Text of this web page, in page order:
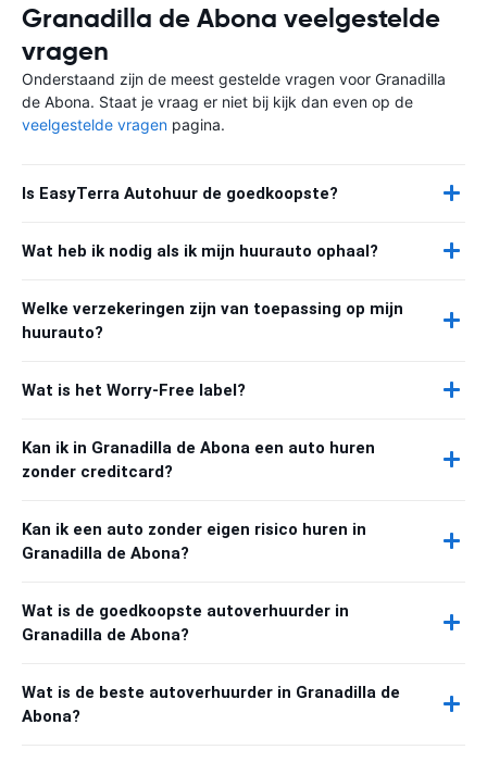
Granadilla de Abona veelgestelde
vragen
Onderstaand zijn de meest gestelde vragen voor Granadilla
de Abona. Staat je vraag er niet bij kijk dan even op de
veelgestelde vragen pagina.
Is EasyTerra Autohuur de goedkoopste?
Wat heb ik nodig als ik mijn huurauto ophaal?
Welke verzekeringen zijn van toepassing op mijn
huurauto?
Wat is het Worry-Free label?
Kan ik in Granadilla de Abona een auto huren
zonder creditcard?
Kan ik een auto zonder eigen risico huren in
Granadilla de Abona?
Wat is de goedkoopste autoverhuurder in
Granadilla de Abona?
Wat is de beste autoverhuurder in Granadilla de
Abona?